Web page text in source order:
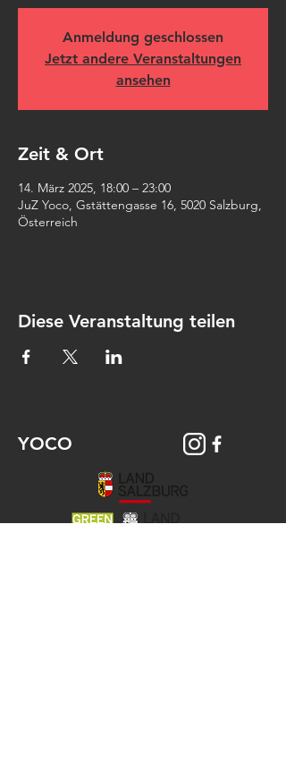
Anmeldung geschlossen
Jetzt andere Veranstaltungen
ansehen
Zeit & Ort
14. März 2025, 18:00 – 23:00
JuZ Yoco, Gstättengasse 16, 5020 Salzburg,
Österreich
Diese Veranstaltung teilen
YOCO